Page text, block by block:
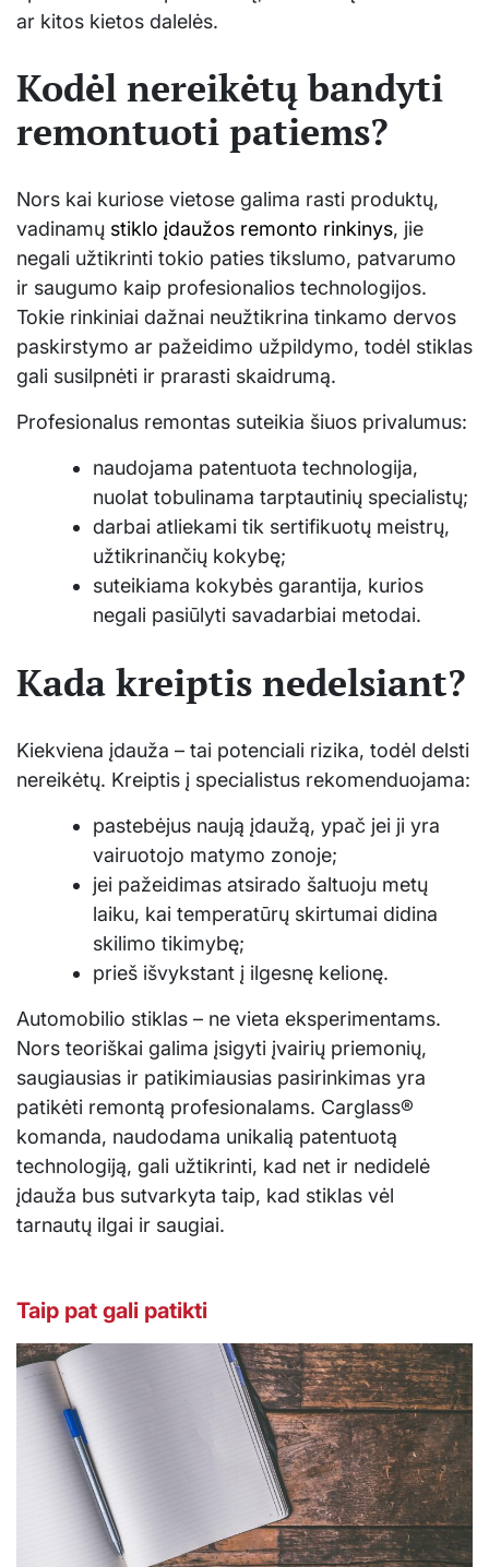
ar kitos kietos dalelės.
Kodėl nereikėtų bandyti
remontuoti patiems?
Nors kai kuriose vietose galima rasti produktų,
vadinamų stiklo įdaužos remonto rinkinys, jie
negali užtikrinti tokio paties tikslumo, patvarumo
ir saugumo kaip profesionalios technologijos.
Tokie rinkiniai dažnai neužtikrina tinkamo dervos
paskirstymo ar pažeidimo užpildymo, todėl stiklas
gali susilpnėti ir prarasti skaidrumą.
Profesionalus remontas suteikia šiuos privalumus:
naudojama patentuota technologija,
nuolat tobulinama tarptautinių specialistų;
darbai atliekami tik sertifikuotų meistrų,
užtikrinančių kokybę;
suteikiama kokybės garantija, kurios
negali pasiūlyti savadarbiai metodai.
Kada kreiptis nedelsiant?
Kiekviena įdauža – tai potenciali rizika, todėl delsti
nereikėtų. Kreiptis į specialistus rekomenduojama:
pastebėjus naują įdaužą, ypač jei ji yra
vairuotojo matymo zonoje;
jei pažeidimas atsirado šaltuoju metų
laiku, kai temperatūrų skirtumai didina
skilimo tikimybę;
prieš išvykstant į ilgesnę kelionę.
Automobilio stiklas – ne vieta eksperimentams.
Nors teoriškai galima įsigyti įvairių priemonių,
saugiausias ir patikimiausias pasirinkimas yra
patikėti remontą profesionalams. Carglass®
komanda, naudodama unikalią patentuotą
technologiją, gali užtikrinti, kad net ir nedidelė
įdauža bus sutvarkyta taip, kad stiklas vėl
tarnautų ilgai ir saugiai.
Taip pat gali patikti